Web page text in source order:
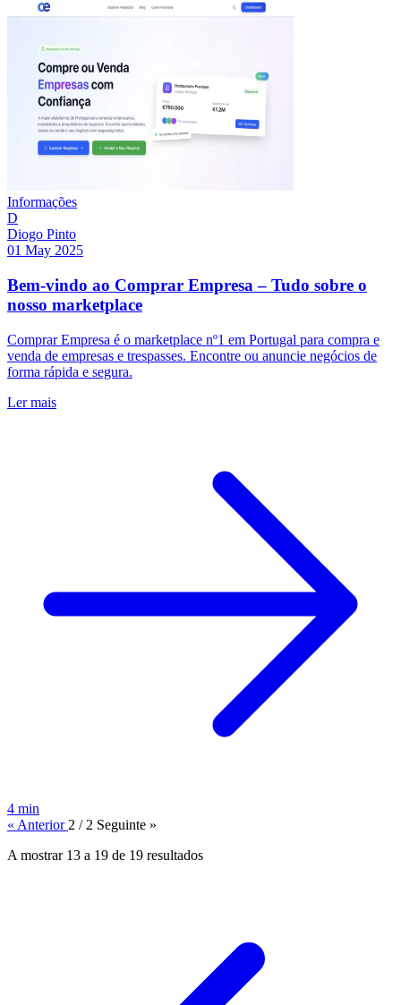
Informações
D
Diogo Pinto
01 May 2025
Bem-vindo ao Comprar Empresa – Tudo sobre o
nosso marketplace
Comprar Empresa é o marketplace nº1 em Portugal para compra e
venda de empresas e trespasses. Encontre ou anuncie negócios de
forma rápida e segura.
Ler mais
4 min
« Anterior 2 / 2 Seguinte »
A mostrar 13 a 19 de 19 resultados